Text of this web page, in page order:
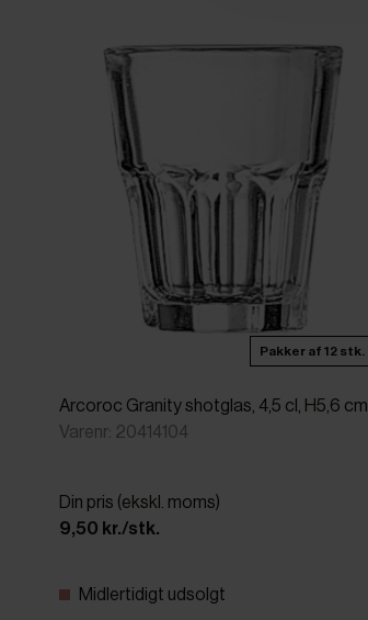
Pakker af 12 stk.
Arcoroc Granity shotglas, 4,5 cl, H5,6 cm
Varenr: 20414104
Din pris (ekskl. moms)
9,50 kr./stk.
Midlertidigt udsolgt